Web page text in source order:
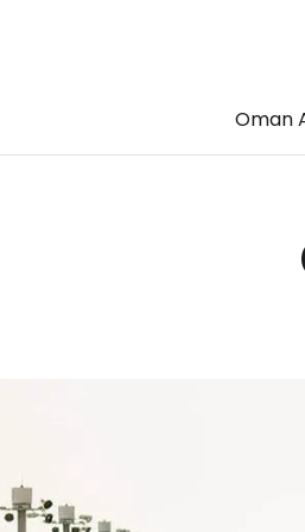
Oman